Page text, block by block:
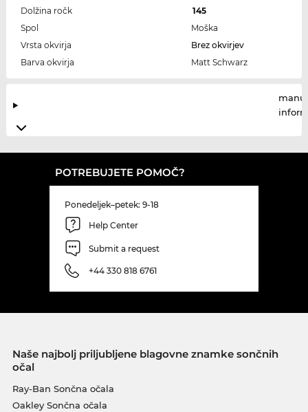
Dolžina ročk
145
Spol
Moška
Vrsta okvirja
Brez okvirjev
Barva okvirja
Matt Schwarz
POTREBUJETE POMOČ?
Ponedeljek–petek: 9-18
Help Center
Submit a request
+44 330 818 6761
Naše najbolj priljubljene blagovne znamke sončnih
očal
Ray-Ban Sončna očala
Oakley Sončna očala